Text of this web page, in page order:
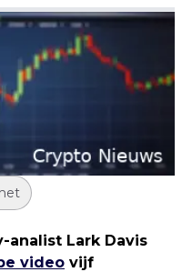
analist Lark Davis
video vijf